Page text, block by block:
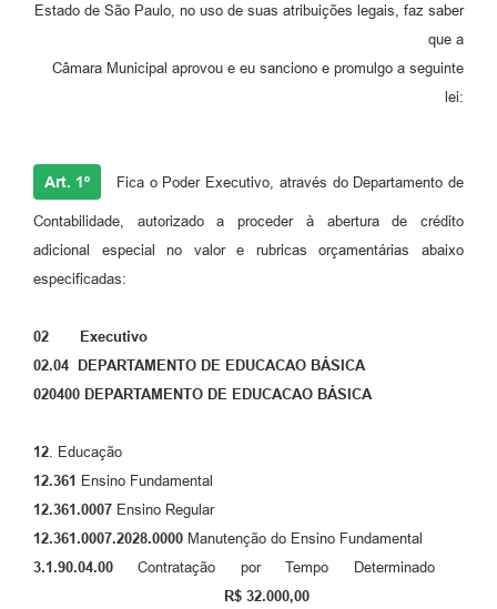
Estado de São Paulo, no uso de suas atribuições legais, faz saber
que a
Câmara Municipal aprovou e eu sanciono e promulgo a seguinte
lei:
Art. 1º Fica o Poder Executivo, através do Departamento de
Contabilidade, autorizado a proceder à abertura de crédito
adicional especial no valor e rubricas orçamentárias abaixo
especificadas:
02 Executivo
02.04 DEPARTAMENTO DE EDUCACAO BÁSICA
020400 DEPARTAMENTO DE EDUCACAO BÁSICA
12 . Educação
12.361 Ensino Fundamental
12.361.0007 Ensino Regular
12.361.0007.2028.0000 Manutenção do Ensino Fundamental
3.1.90.04.00Contratação por Tempo Determinado
R$ 32.000,00